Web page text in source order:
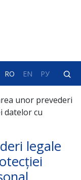
RO EN РУ
unor prevederi
datelor cu
legale